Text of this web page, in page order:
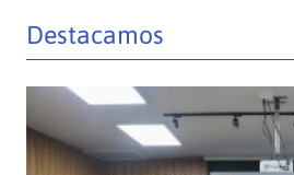
Destacamos